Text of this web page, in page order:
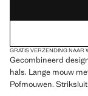
GRATIS VERZENDING NAAR
Gecombineerd
hals. Lange mouw
Pofmouwen.